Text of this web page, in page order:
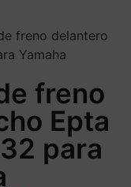
freno delantero
Yamaha
freno
Epta
para